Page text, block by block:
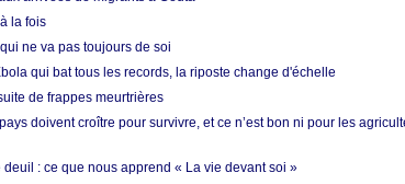
la fois
ne va pas toujours de soi
qui bat tous les records, la riposte change d'échelle
de frappes meurtrières
doivent croître pour survivre, et ce n’est bon ni pour les
: ce que nous apprend « La vie devant soi »